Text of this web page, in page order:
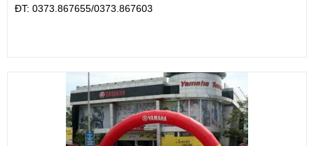
ÐT: 0373.867655/0373.867603